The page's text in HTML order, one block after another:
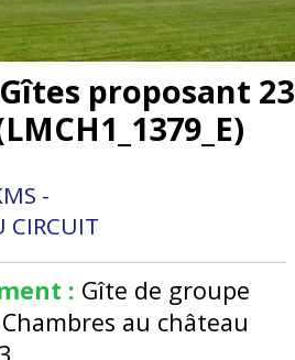
proposant 23
LMCH1_1379_E)
CIRCUIT
: Gîte de groupe
Chambres au château